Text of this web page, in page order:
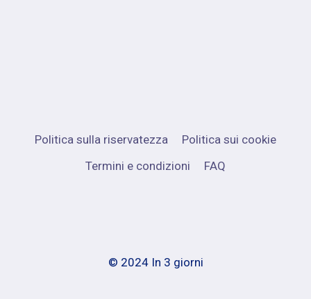
Politica sulla riservatezza
Politica sui cookie
Termini e condizioni
FAQ
© 2024 In 3 giorni